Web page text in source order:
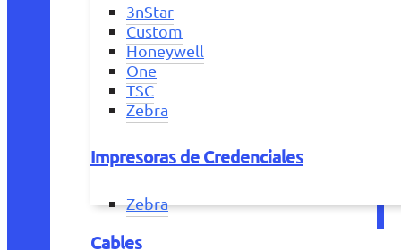
3nStar
Custom
Honeywell
One
TSC
Zebra
Impresoras de Credenciales
Zebra
Cables